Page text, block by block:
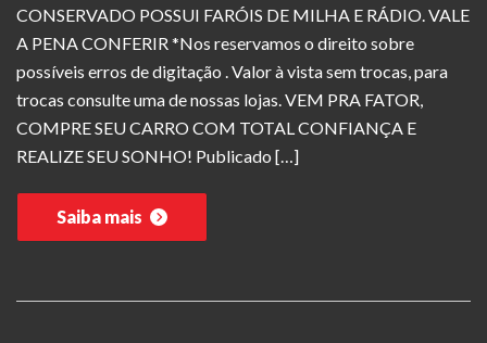
CONSERVADO POSSUI FARÓIS DE MILHA E RÁDIO. VALE
A PENA CONFERIR *Nos reservamos o direito sobre
possíveis erros de digitação . Valor à vista sem trocas, para
trocas consulte uma de nossas lojas. VEM PRA FATOR,
COMPRE SEU CARRO COM TOTAL CONFIANÇA E
REALIZE SEU SONHO! Publicado […]
Saiba mais